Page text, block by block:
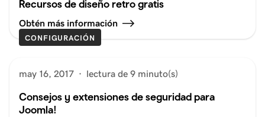
Recursos de diseño retro gratis
Obtén más información
CONFIGURACIÓN
may 16, 2017 · lectura de 9 minuto(s)
Consejos y extensiones de seguridad para
Joomla!